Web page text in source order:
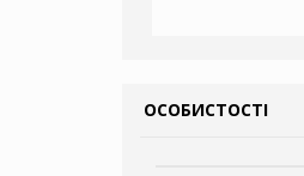
ОСОБИСТОСТІ